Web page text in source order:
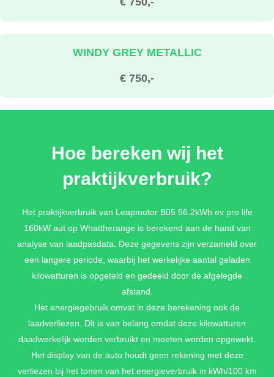
€ 750,-
WINDY GREY METALLIC
€ 750,-
€ 750,-
Hoe bereken wij het
praktijkverbruik?
Het praktijkverbruik van Leapmotor B05 56.2kWh ev pro life
160kW aut op Whattherange is berekend aan de hand van
analyse van laadpasdata. Deze gegevens zijn verzameld over
een langere periode, waarbij het werkelijke aantal geladen
kilowatturen is opgeteld en gedeeld door de afgelegde
afstand.
Het energiegebruik omvat in deze berekening ook de
laadverliezen. Dit is van belang omdat deze kilowatturen
daadwerkelijk worden verbruikt en moeten worden opgewekt.
Het display van de auto houdt geen rekening met deze
verliezen bij het tonen van het energieverbruik in kWh/100 km